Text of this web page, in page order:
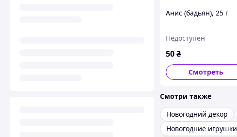
Анис (бадьян), 25 г
Недоступен
50₴
Смотреть
Смотри также
Новогодний декор
Новогодние игрушки